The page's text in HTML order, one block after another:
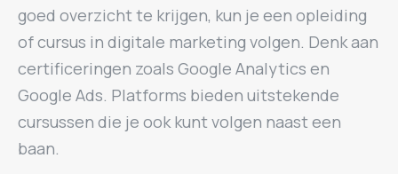
goed overzicht te krijgen, kun je een opleiding
of cursus in digitale marketing volgen. Denk aan
certificeringen zoals Google Analytics en
Google Ads. Platforms bieden uitstekende
cursussen die je ook kunt volgen naast een
baan.